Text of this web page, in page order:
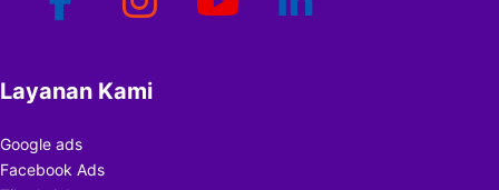
Layanan Kami
Google ads
Facebook Ads